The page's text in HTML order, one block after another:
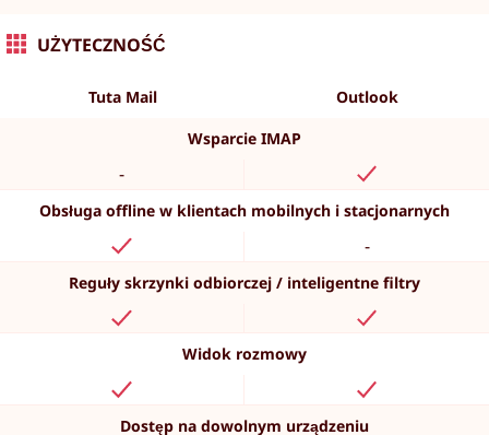
UŻYTECZNOŚĆ
Tuta Mail
Outlook
Wsparcie IMAP
-
Obsługa offline w klientach mobilnych i stacjonarnych
-
Reguły skrzynki odbiorczej / inteligentne filtry
Widok rozmowy
Dostęp na dowolnym urządzeniu